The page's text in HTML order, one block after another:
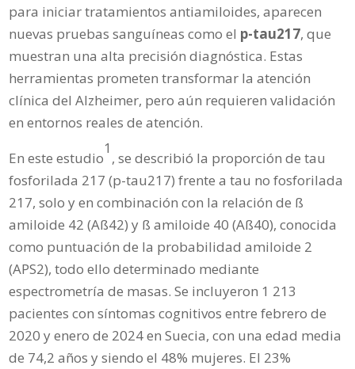
para iniciar tratamientos antiamiloides, aparecen
nuevas pruebas sanguíneas como el p-tau217, que
muestran una alta precisión diagnóstica. Estas
herramientas prometen transformar la atención
clínica del Alzheimer, pero aún requieren validación
en entornos reales de atención.
En este estudio
1
, se describió la proporción de tau
fosforilada 217 (p-tau217) frente a tau no fosforilada
217, solo y en combinación con la relación de ß
amiloide 42 (Aß42) y ß amiloide 40 (Aß40), conocida
como puntuación de la probabilidad amiloide 2
(APS2), todo ello determinado mediante
espectrometría de masas. Se incluyeron 1 213
pacientes con síntomas cognitivos entre febrero de
2020 y enero de 2024 en Suecia, con una edad media
de 74,2 años y siendo el 48% mujeres. El 23%